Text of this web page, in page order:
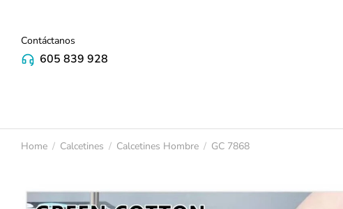
Contáctanos
605 839 928
You are here:
Home Calcetines Calcetines Hombre GC 7868